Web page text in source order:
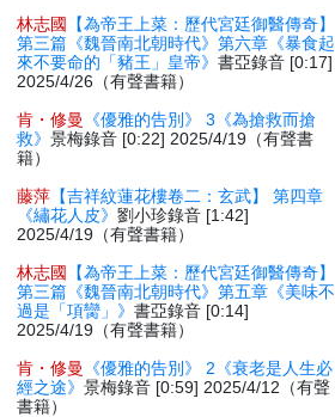
林志國
【為帝王上菜：歷代宮廷御醫傳奇】
第三篇《魏晉南北朝時代》第六章《暴食起
來不要命的「豬王」皇帝》書亞錄音 [0:17]
2025/4/26（有聲書籍）
肯・修曼
《優雅的告別》 3《為搶救而搶
救》景梅錄音 [0:22] 2025/4/19（有聲書
籍）
藤萍 【吉祥紋蓮花樓卷二：玄武】 第四章
《繡花人皮》劉小珍錄音 [1:42]
2025/4/19（有聲書籍）
林志國
【為帝王上菜：歷代宮廷御醫傳奇】
第三篇《魏晉南北朝時代》第五章《美味不
過是「項臠」》書亞錄音 [0:14]
2025/4/19（有聲書籍）
肯・修曼
《優雅的告別》 2《衰老是人生必
經之途》景梅錄音 [0:59] 2025/4/12（有聲
書籍）